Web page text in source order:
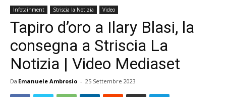
Infotainment Striscia la Notizia Video
Tapiro d’oro a Ilary Blasi, la
consegna a Striscia La
Notizia | Video Mediaset
Da Emanuele Ambrosio - 25 Settembre 2023